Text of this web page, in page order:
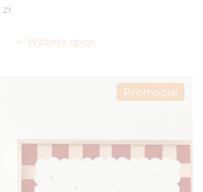
zł
Wybierz opcje
Promocja!